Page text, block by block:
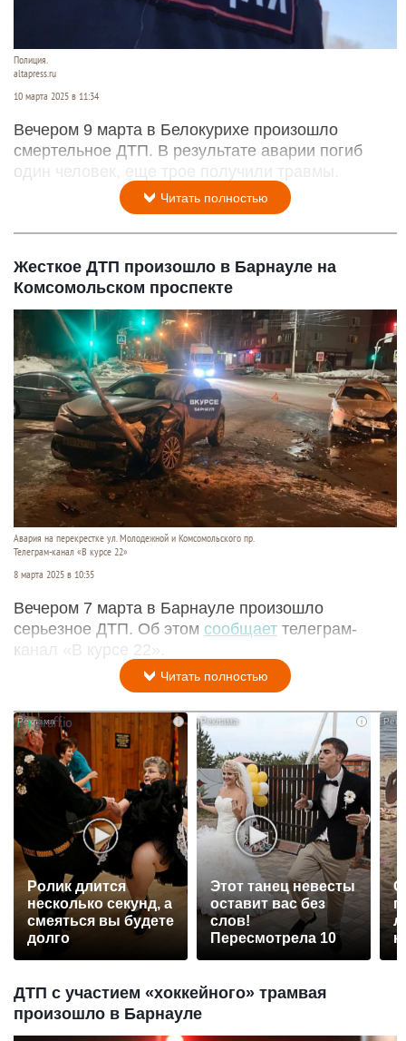
Полиция.
altapress.ru
10 марта 2025 в 11:34
Вечером 9 марта в Белокурихе произошло
смертельное ДТП. В результате аварии погиб
один человек, еще трое получили травмы.
Читать полностью
Жесткое ДТП произошло в Барнауле на
Комсомольском проспекте
Авария на перекрестке ул. Молодежной и Комсомольского пр.
Телеграм-канал «В курсе 22»
8 марта 2025 в 10:35
Вечером 7 марта в Барнауле произошло
серьезное ДТП. Об этом сообщает телеграм-
канал «В курсе 22».
Читать полностью
Ролик длится
несколько секунд, а
смеяться вы будете
долго
i
Этот танец невесты
оставит вас без
слов!
Пересмотрела 10
ДТП с участием «хоккейного» трамвая
произошло в Барнауле